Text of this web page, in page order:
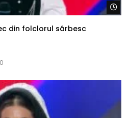
din folclorul sârbesc
0